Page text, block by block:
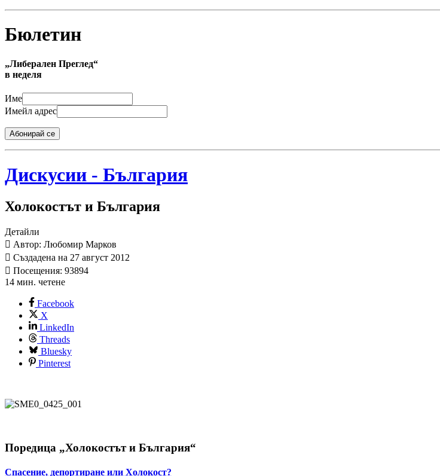
Бюлетин
„Либерален Преглед“
в неделя
Име
Имейл адрес
Абонирай се
Дискусии - България
Холокостът и България
Детайли
Автор: Любомир Марков
Създадена на 27 август 2012
Посещения: 93894
14 мин. четене
Facebook
X
LinkedIn
Threads
Bluesky
Pinterest
Поредица „Холокостът и България“
Спасение, депортиране или Холокост?